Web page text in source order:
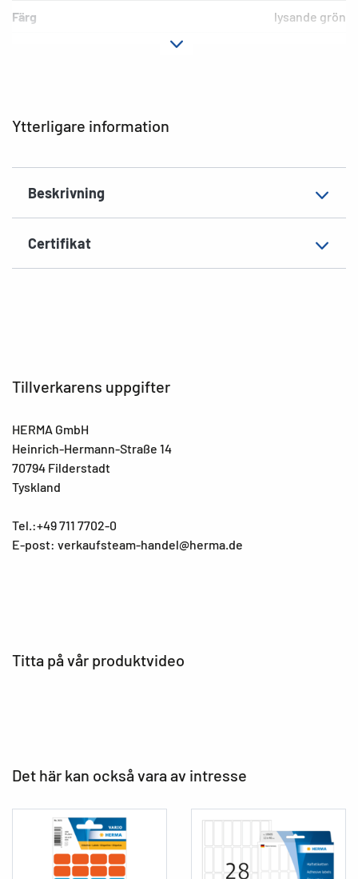
Ytterligare information
Beskrivning
Certifikat
Färg lysande grön
Tillverkarens uppgifter
HERMA GmbH
Heinrich-Hermann-Straße 14
70794 Filderstadt
Tyskland
Tel.:+49 711 7702-0
E-post: verkaufsteam-handel@herma.de
Titta på vår produktvideo
Det här kan också vara av intresse